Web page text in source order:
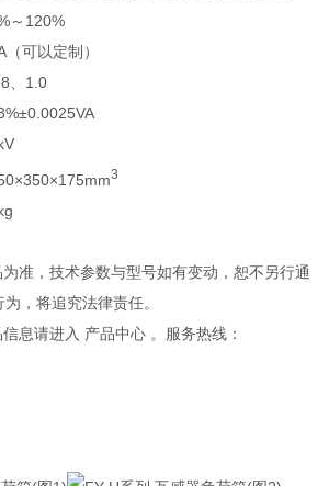
～120%
（可以定制）
、1.0
3
准，技术参数与型号如有变动，恕不另行通
，将追究法律责任。
息请进入 产品中心 。服务热线：